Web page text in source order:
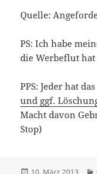
Quelle:
PS: Ich habe
die Werbeflut
PPS: Jeder hat
und ggf.
Macht davon
Stop)
Veröffentlicht
10. März 2013